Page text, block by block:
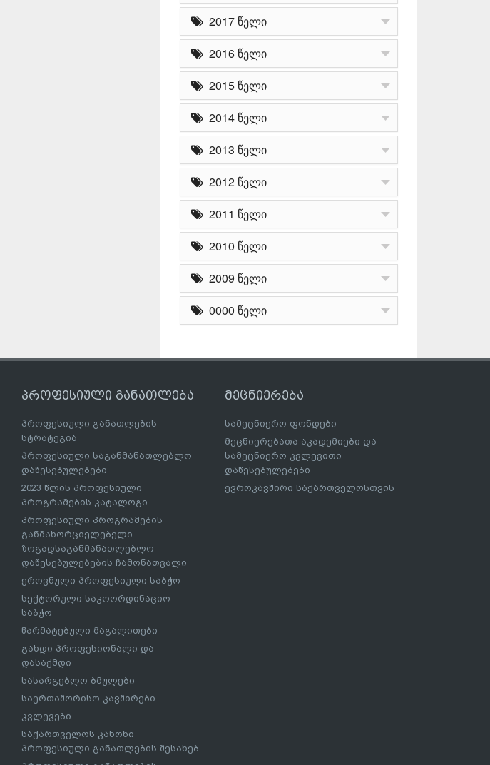
2017 წელი
2016 წელი
2015 წელი
2014 წელი
2013 წელი
2012 წელი
2011 წელი
2010 წელი
2009 წელი
0000 წელი
პროფესიული განათლება
პროფესიული განათლების
სტრატეგია
პროფესიული საგანმანათლებლო
დაწესებულებები
2023 წლის პროფესიული
პროგრამების კატალოგი
პროფესიული პროგრამების
განმახორციელებელი
ზოგადსაგანმანათლებლო
დაწესებულებების ჩამონათვალი
ეროვნული პროფესიული საბჭო
სექტორული საკოორდინაციო
საბჭო
წარმატებული მაგალითები
გახდი პროფესიონალი და
დასაქმდი
სასარგებლო ბმულები
საერთაშორისო კავშირები
კვლევები
საქართველოს კანონი
პროფესიული განათლების შესახებ
მეცნიერება
სამეცნიერო ფონდები
მეცნიერებათა აკადემიები და
სამეცნიერო კვლევითი
დაწესებულებები
ევროკავშირი საქართველოსთვის